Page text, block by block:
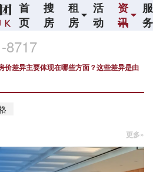
首
页
搜
房
租
房
活
动
资
讯
服
务
8717
价差异主要体现在哪些方面？这些差异是由
更多»